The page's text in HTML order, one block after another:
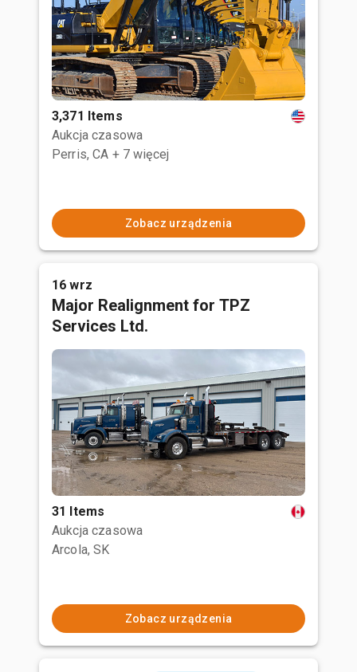
3,371 Items
Aukcja czasowa
Perris, CA + 7 więcej
Zobacz urządzenia
16 wrz
Major Realignment for TPZ
Services Ltd.
31 Items
Aukcja czasowa
Arcola, SK
Zobacz urządzenia